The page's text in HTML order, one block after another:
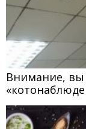
Внимание, вы